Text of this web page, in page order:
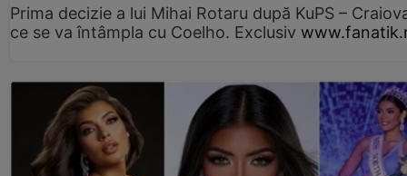
Prima decizie a lui Mihai Rotaru după KuPS –
ce se va întâmpla cu Coelho. Exclusiv